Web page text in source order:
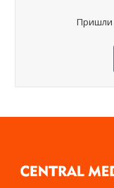
Пришли